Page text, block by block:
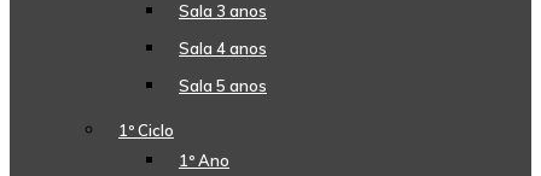
Sala 3 anos
Sala 4 anos
Sala 5 anos
1º Ciclo
1º Ano